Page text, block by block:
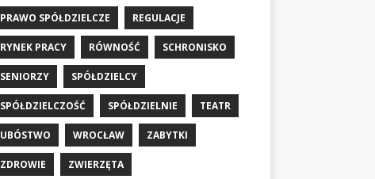
PRAWO SPÓŁDZIELCZE REGULACJE
RYNEK PRACY RÓWNOŚĆ SCHRONISKO
SENIORZY SPÓŁDZIELCY
SPÓŁDZIELCZOŚĆ SPÓŁDZIELNIE TEATR
UBÓSTWO WROCŁAW ZABYTKI
ZDROWIE ZWIERZĘTA